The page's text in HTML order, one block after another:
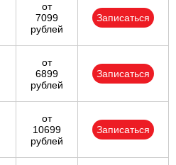
от
7099
рублей
Записаться
от
6899
рублей
Записаться
от
10699
рублей
Записаться